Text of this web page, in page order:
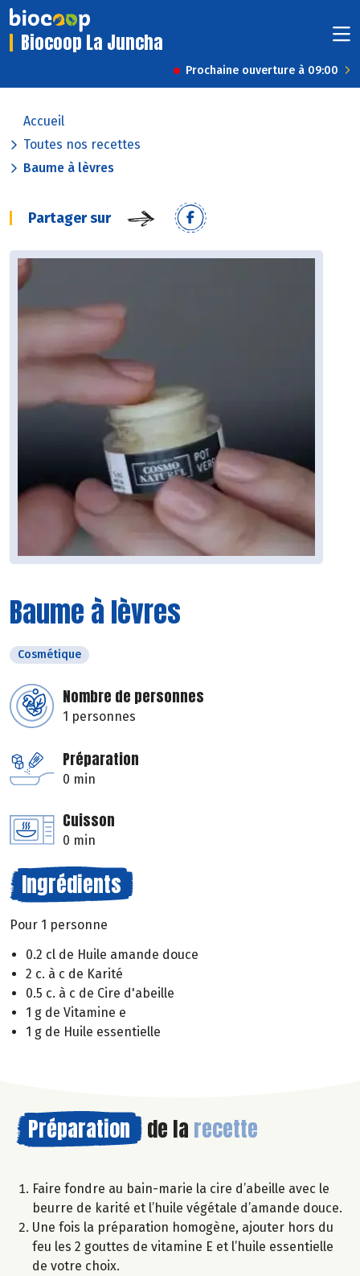
Biocoop La Juncha
Prochaine ouverture à 09:00
Accueil
Toutes nos recettes
Baume à lèvres
Partager sur
Baume à lèvres
Cosmétique
Nombre de personnes
1 personnes
Préparation
0 min
Cuisson
0 min
Ingrédients
Pour 1 personne
0.2 cl de Huile amande douce
2 c. à c de Karité
0.5 c. à c de Cire d'abeille
1 g de Vitamine e
1 g de Huile essentielle
Préparation de la recette
Faire fondre au bain-marie la cire d’abeille avec le
beurre de karité et l’huile végétale d’amande douce.
Une fois la préparation homogène, ajouter hors du
feu les 2 gouttes de vitamine E et l’huile essentielle
de votre choix.